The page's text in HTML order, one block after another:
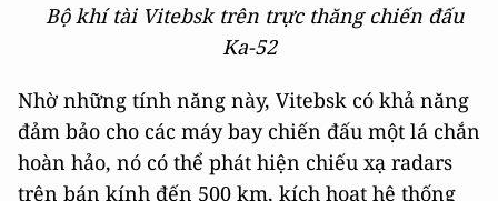
Bộ khí tài Vitebsk trên trực thăng chiến đấu
Ka-52
Nhờ những tính năng này, Vitebsk có khả năng
đảm bảo cho các máy bay chiến đấu một lá chắn
hoàn hảo, nó có thể phát hiện chiếu xạ radars
trên bán kính đến 500 km, kích hoạt hệ thống